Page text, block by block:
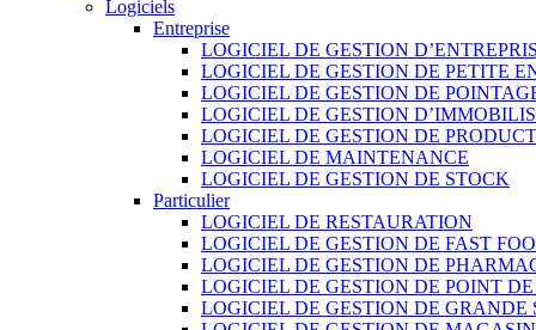
Logiciels
Entreprise
LOGICIEL DE GESTION
LOGICIEL DE GESTION DE PETITE
LOGICIEL DE GESTION DE
LOGICIEL DE GESTION
LOGICIEL DE GESTION DE
LOGICIEL DE MAINTENANCE
LOGICIEL DE GESTION DE STOCK
Particulier
LOGICIEL DE RESTAURATION
LOGICIEL DE GESTION DE FAST
LOGICIEL DE GESTION DE
LOGICIEL DE GESTION DE POINT
LOGICIEL DE GESTION DE GRANDE